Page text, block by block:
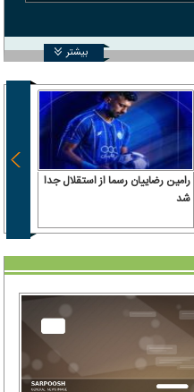
بیشتر
رامین رضاییان رسما از استقلال جدا
شد